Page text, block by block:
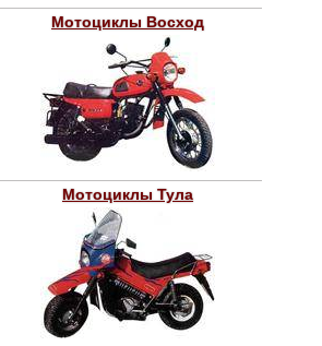
Мотоциклы Восход
Мотоциклы Тула